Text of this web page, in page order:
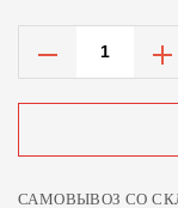
САМОВЫВОЗ СО